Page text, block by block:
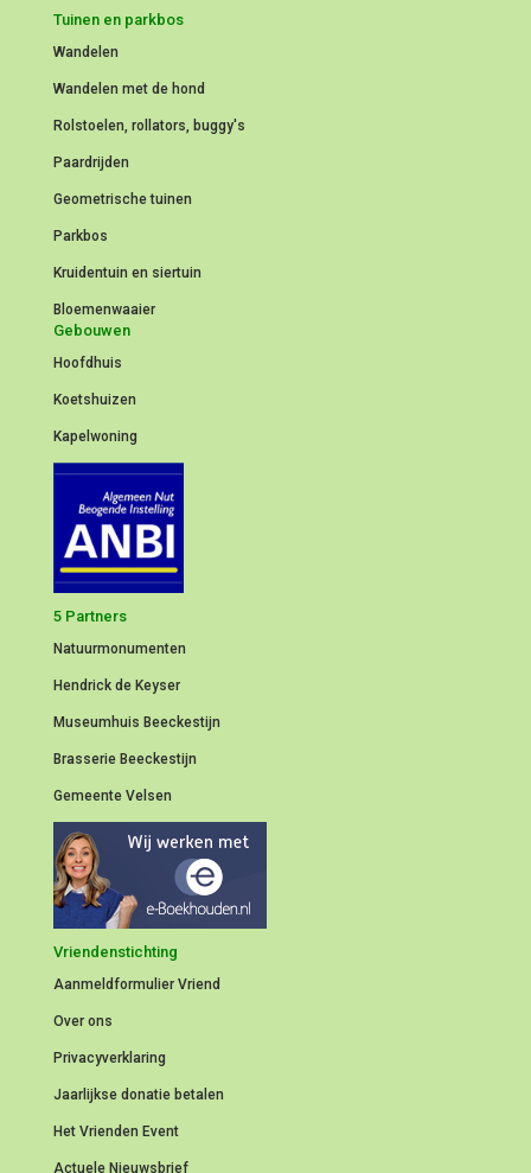
Tuinen en parkbos
Wandelen
Wandelen met de hond
Rolstoelen, rollators, buggy's
Paardrijden
Geometrische tuinen
Parkbos
Kruidentuin en siertuin
Bloemenwaaier
Gebouwen
Hoofdhuis
Koetshuizen
Kapelwoning
5 Partners
Natuurmonumenten
Hendrick de Keyser
Museumhuis Beeckestijn
Brasserie Beeckestijn
Gemeente Velsen
Vriendenstichting
Aanmeldformulier Vriend
Over ons
Privacyverklaring
Jaarlijkse donatie betalen
Het Vrienden Event
Actuele Nieuwsbrief